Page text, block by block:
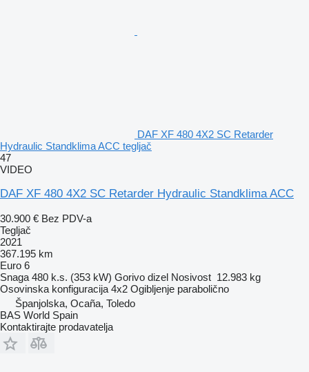
DAF XF 480 4X2 SC Retarder
Hydraulic Standklima ACC tegljač
47
VIDEO
DAF XF 480 4X2 SC Retarder Hydraulic Standklima ACC
30.900 € Bez PDV-a
Tegljač
2021
367.195 km
Euro 6
Snaga 480 k.s. (353 kW) Gorivo dizel Nosivost 12.983 kg
Osovinska konfiguracija 4x2 Ogibljenje parabolično
Španjolska, Ocaña, Toledo
BAS World Spain
Kontaktirajte prodavatelja